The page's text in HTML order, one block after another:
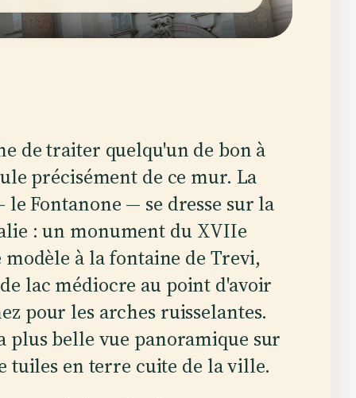
de traiter quelqu'un de bon à
précisément de ce mur. La
Fontanone — se dresse sur la
: un monument du XVIIe
à la fontaine de Trevi,
lac médiocre au point d'avoir
pour les arches ruisselantes.
plus belle vue panoramique sur
tuiles en terre cuite de la ville.